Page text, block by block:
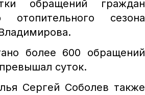
обращений граждан
сезона
более 600 обращений
суток.
Сергей Соболев также